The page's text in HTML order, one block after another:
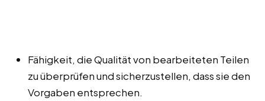
Fähigkeit, die Qualität von bearbeiteten Teilen
zu überprüfen und sicherzustellen, dass sie den
Vorgaben entsprechen.